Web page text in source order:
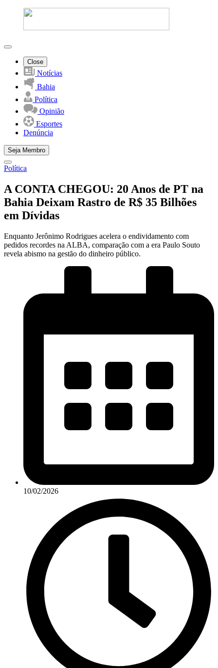
Close
Notícias
Bahia
Política
Opinião
Esportes
Denúncia
Seja Membro
Política
A CONTA CHEGOU: 20 Anos de PT na
Bahia Deixam Rastro de R$ 35 Bilhões
em Dívidas
Enquanto Jerônimo Rodrigues acelera o endividamento com
pedidos recordes na ALBA, comparação com a era Paulo Souto
revela abismo na gestão do dinheiro público.
10/02/2026